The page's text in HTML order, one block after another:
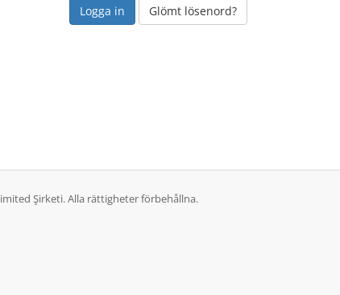
Glömt lösenord?
Şirketi. Alla rättigheter förbehållna.